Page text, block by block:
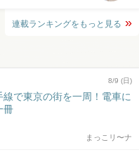
連載ランキングをもっと見る
8/9 (日)
線で東京の街を一周！電車に
冊
まっこリ〜ナ